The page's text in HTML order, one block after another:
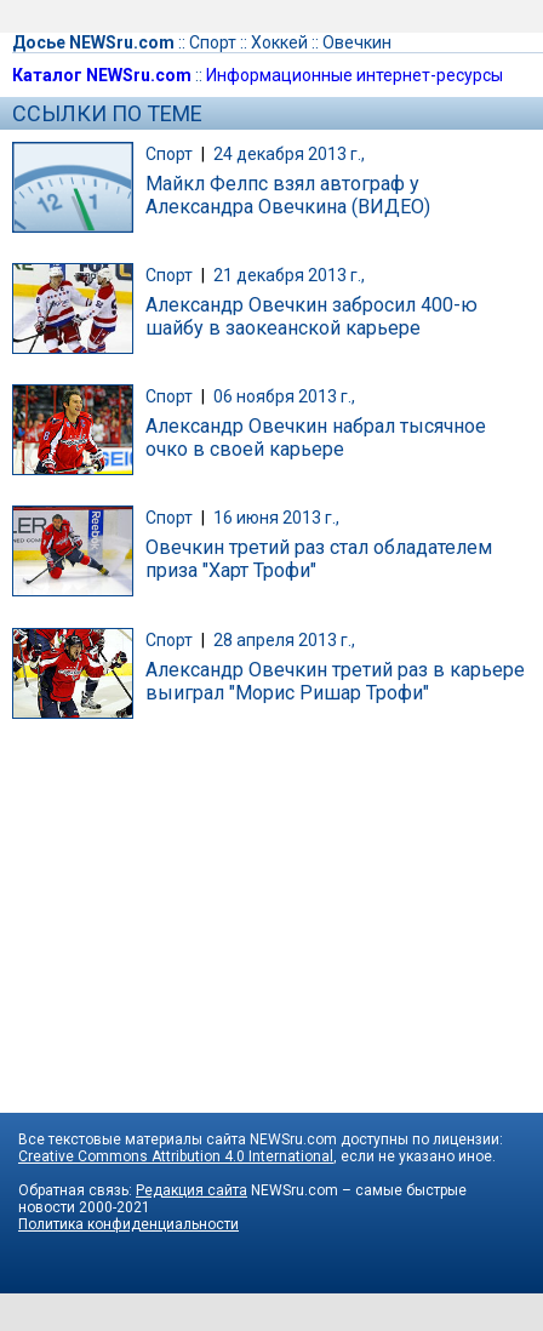
Досье NEWSru.com :: Спорт:: Хоккей :: Овечкин
Каталог NEWSru.com :: Информационные интернет-ресурсы
ССЫЛКИ ПО ТЕМЕ
Спорт | 24 декабря 2013 г.,
Майкл Фелпс взял автограф у
Александра Овечкина (ВИДЕО)
Спорт 21 декабря 2013 г.,
Александр Овечкин забросил 400-ю
шайбу в заокеанской карьере
Спорт 06 ноября 2013 г.,
Александр Овечкин набрал тысячное
очко в своей карьере
Спорт 16 июня 2013 г.,
Овечкин третий раз стал обладателем
приза "Харт Трофи"
Спорт | 28 апреля 2013 г.,
Александр Овечкин третий раз в карьере
выиграл "Морис Ришар Трофи"
Все текстовые материалы сайта NEWSru.com доступны по лицензии:
Creative Commons Attribution 4.0 International , если не указано иное.
Обратная связь: Редакция сайта NEWSru.com – самые быстрые
новости 2000-2021
Политика конфиденциальности